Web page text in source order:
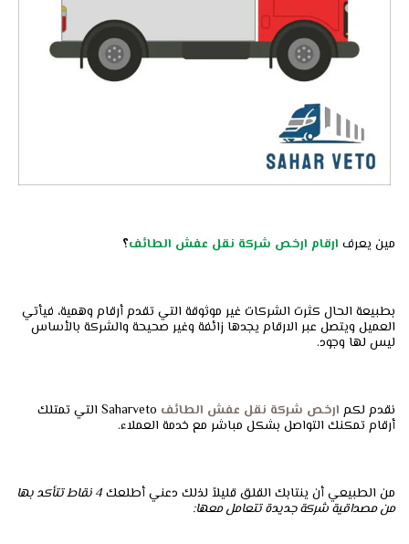
مين يعرف ارقام ارخص شركة نقل عفش الطائف؟
بطبيعة الحال كثرت الشركات غير موثوقة التي تقدم أرقام وهمية، فيأتي
العميل ويتصل عبر الارقام يجدها زائفة وغير صحيحة والشركة بالأساس
ليس لها وجود.
نقدم لكم ارخص شركة نقل عفش الطائف Saharveto التي تمتلك
أرقام تمكنك التواصل بشكل مباشر مع خدمة العملاء.
من الطبيعي أن ينتابك القلق قليلاً لذلك دعني أطلعك 4 نقاط تتأكد بها
من مصداقية شركة جديدة تتعامل معها: